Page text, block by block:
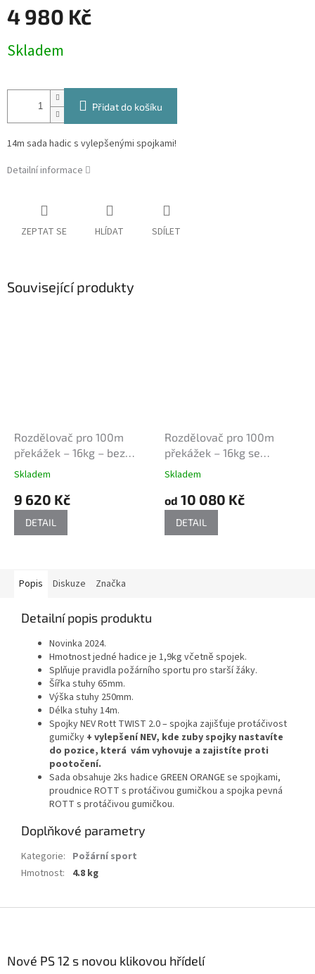
4 980 Kč
cena:
Skladem
Přidat do košíku
14m sada hadic s vylepšenými spojkami!
Detailní informace
ZEPTAT SE HLÍDAT SDÍLET
Související produkty
Rozdělovač pro 100m
překážek – 16kg – bez
spojek
Skladem
9 620 Kč
DETAIL
Rozdělovač pro 100m
překážek – 16kg se
spojkami
Skladem
od 10 080 Kč
DETAIL
Popis Diskuze Značka
Detailní popis produktu
Novinka 2024.
Hmotnost jedné hadice je 1,9kg včetně spojek.
Splňuje pravidla požárního sportu pro starší žáky.
Šířka stuhy 65mm.
Výška stuhy 250mm.
Délka stuhy 14m.
Spojky NEV Rott TWIST 2.0 – spojka zajišťuje protáčivost
gumičky + vylepšení NEV, kde zuby spojky nastavíte
do pozice, která vám vyhovuje a zajistíte proti
pootočení.
Sada obsahuje 2ks hadice GREEN ORANGE se spojkami,
proudnice ROTT s protáčivou gumičkou a spojka pevná
ROTT s protáčivou gumičkou.
Doplňkové parametry
Kategorie: Požární sport
Hmotnost: 4.8 kg
Nové PS 12 s novou klikovou hřídelí